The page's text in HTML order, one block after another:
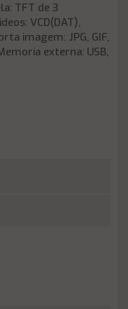
TFT de 3
VCD(DAT),
imagem: JPG, GIF,
externa: USB,